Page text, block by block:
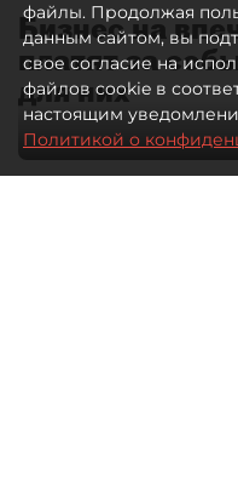
Бизнес на
платят за
для них
файлы. Продолжая
данным сайтом, вы
свое согласие на
файлов cookie в
настоящим
Политикой о